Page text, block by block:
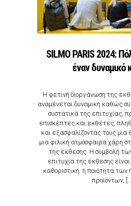
SILMO PARIS 2024:
έναν δυναμικό
Η φετινή διοργάνωση της
αναμένεται δυναμική καθώς
συστατικά της επιτυχίας,
επισκέπτες και εκθέτες,
και εξασφαλίζοντάς τους μια
μια φιλική ατμόσφαιρα χάρη
της έκθεσης. Η συμβολή
επιτυχία της έκθεσης
καθοριστική: η ποιότητα
προϊόντων,